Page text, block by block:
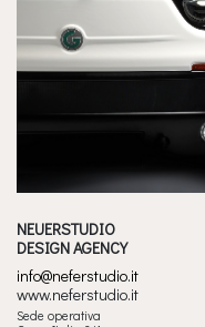
NEUERSTUDIO
DESIGN AGENCY
info@neferstudio.it
www.neferstudio.it
Sede operativa